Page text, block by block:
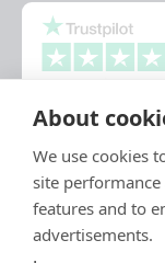
About
We use cookies
site
features and to
advertisements.